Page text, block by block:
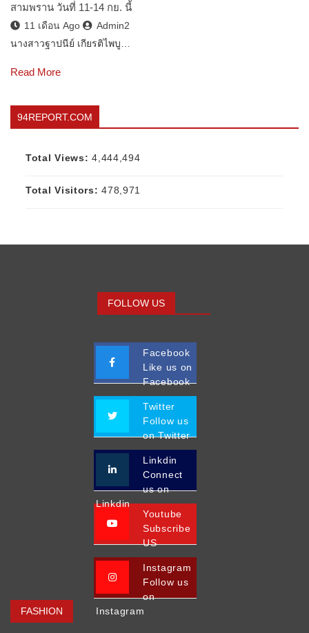
สามพราน วันที่ 11-14 กย. นี้
11 เดือน Ago
Admin2
นางสาวฐาปนีย์ เกียรติไพบู…
Read More
94REPORT.COM
Total Views:4,444,494
Total Visitors:478,971
FASHION
FOLLOW US
Facebook
Like us on
Facebook
Twitter
Follow us
on Twitter
Linkdin
Connect
us on
Linkdin
Youtube
Subscribe
US
Instagram
Follow us
on
Instagram